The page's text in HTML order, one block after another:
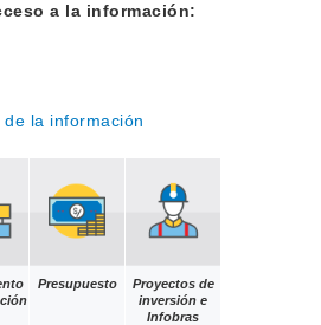
a la información:
la información
Presupuesto
Proyectos de
inversión e
Infobras